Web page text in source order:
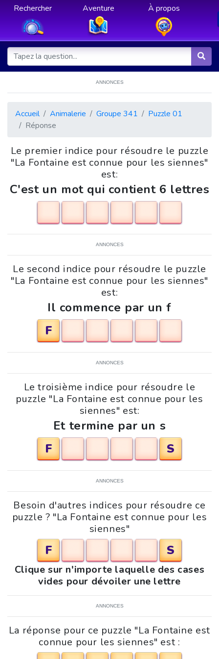
Rechercher Aventure À propos
ANNONCES
Accueil Animalerie Groupe 341
Puzzle 01
Réponse
Le premier indice pour résoudre le puzzle
"La Fontaine est connue pour les siennes"
est:
C'est un mot qui contient 6 lettres
ANNONCES
Le second indice pour résoudre le puzzle
"La Fontaine est connue pour les siennes"
est:
Il commence par un f
F
ANNONCES
Le troisième indice pour résoudre le
puzzle "La Fontaine est connue pour les
siennes" est:
Et termine par un s
F
S
ANNONCES
Besoin d'autres indices pour résoudre ce
puzzle ? "La Fontaine est connue pour les
siennes"
F S
Clique sur n'importe laquelle des cases
vides pour dévoiler une lettre
ANNONCES
La réponse pour ce puzzle "La Fontaine est
connue pour les siennes" est :